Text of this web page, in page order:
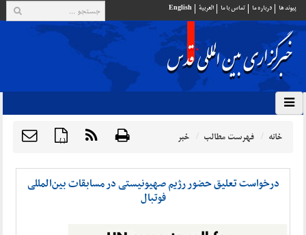
پيوند ها درباره ما تماس با ما العربية English
{ } خانه فهرست مطالب خبر
درخواست تعلیق حضور رژیم صهیونیستی در مسابقات بین‌المللی
فوتبال